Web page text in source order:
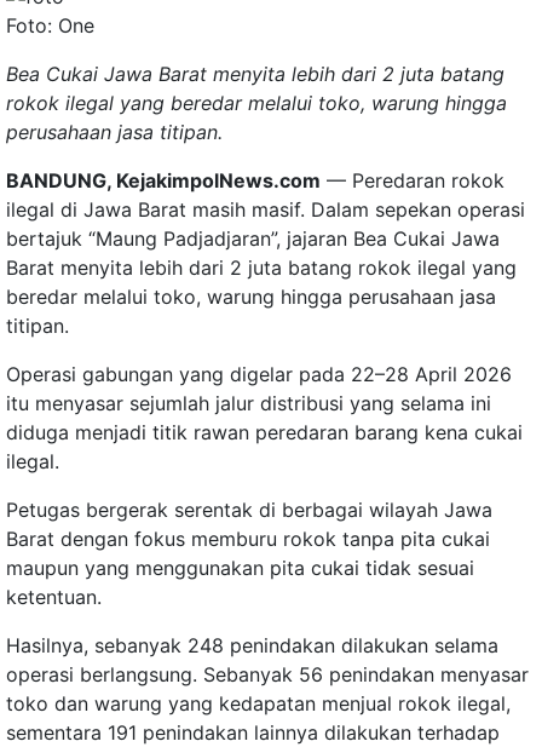
Foto: One
Bea Cukai Jawa Barat menyita lebih dari 2 juta batang
rokok ilegal yang beredar melalui toko, warung hingga
perusahaan jasa titipan.
BANDUNG, KejakimpolNews.com — Peredaran rokok
ilegal di Jawa Barat masih masif. Dalam sepekan operasi
bertajuk “Maung Padjadjaran”, jajaran Bea Cukai Jawa
Barat menyita lebih dari 2 juta batang rokok ilegal yang
beredar melalui toko, warung hingga perusahaan jasa
titipan.
Operasi gabungan yang digelar pada 22–28 April 2026
itu menyasar sejumlah jalur distribusi yang selama ini
diduga menjadi titik rawan peredaran barang kena cukai
ilegal.
Petugas bergerak serentak di berbagai wilayah Jawa
Barat dengan fokus memburu rokok tanpa pita cukai
maupun yang menggunakan pita cukai tidak sesuai
ketentuan.
Hasilnya, sebanyak 248 penindakan dilakukan selama
operasi berlangsung. Sebanyak 56 penindakan menyasar
toko dan warung yang kedapatan menjual rokok ilegal,
sementara 191 penindakan lainnya dilakukan terhadap